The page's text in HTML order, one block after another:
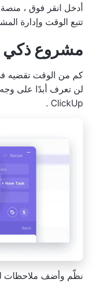
أدخل انقر فوق ، منصة
تتبع الوقت وإدارة
مشروع ذكي
كم من الوقت تقضيه
لن تعرف أبدًا على وجه
ClickUp
.